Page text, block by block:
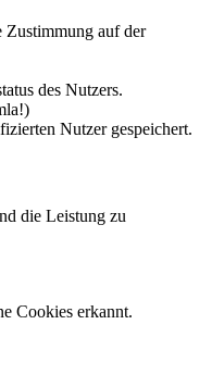
Zustimmung auf der
des Nutzers.
Nutzer gespeichert.
die Leistung zu
Cookies erkannt.